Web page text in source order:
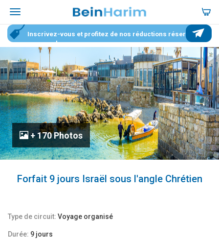
Inscrivez-vous et profitez de nos réductions réservées
aux membres
+ 170 Photos
Forfait 9 jours Israël sous l'angle Chrétien
Type de circuit: Voyage organisé
Durée: 9 jours